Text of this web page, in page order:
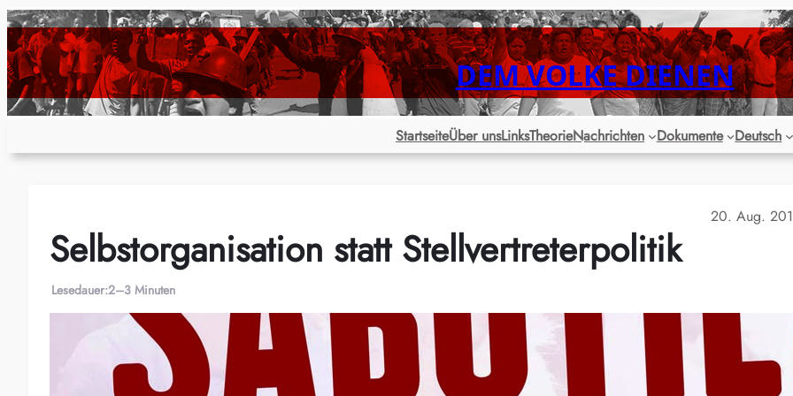
Zum
Inhalt
springen
DEM VOLKE DIENEN
StartseiteÜber unsLinksTheorieNachrichten Dokumente Deutsch
20. Aug.
Selbstorganisation statt Stellvertreterpolitik
Lesedauer:2–3 Minuten